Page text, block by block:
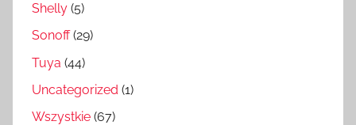
Shelly (5)
Sonoff(29)
Tuya (44)
Uncategorized (1)
Wszystkie (67)